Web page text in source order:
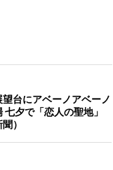
台にアベーノアベーノ
七夕で「恋人の聖地」
）